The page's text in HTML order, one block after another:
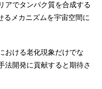
アでタンパク質を合成する
るメカニズムを宇宙空間に
おける老化現象だけでな
法開発に貢献すると期待さ